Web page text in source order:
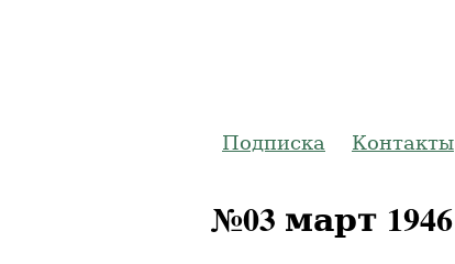
Подписка Контакты
№03 март 1946